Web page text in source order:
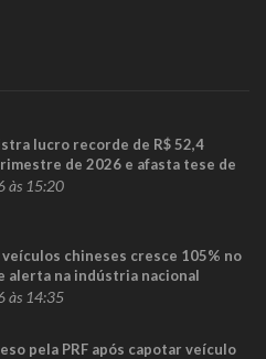
lucro recorde de R$ 52,4
de 2026 e afasta tese de
combustíveis
às 15:20
chineses cresce 105% no
alerta na indústria nacional
às 14:35
pela PRF após capotar veículo